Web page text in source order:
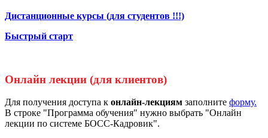
Дистанционные курсы (для студентов !!!)
Быстрый старт
Онлайн лекции (для клиентов)
Для получения доступа к онлайн-лекциям заполните форму.
В строке "Программа обучения" нужно выбрать "Онлайн
лекции по системе БОСС-Кадровик".